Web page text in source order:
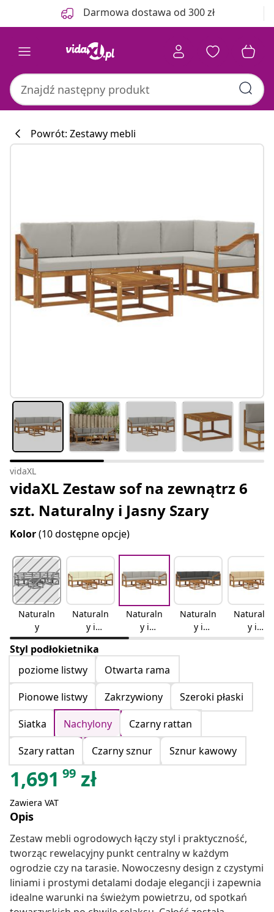
Darmowa dostawa od 300 zł
Powrót: Zestawy mebli
vidaXL
vidaXL Zestaw sof na zewnątrz 6
szt. Naturalny i Jasny Szary
Kolor(10 dostępne opcje)
Naturaln
y
Naturaln
y i
kremowy
Naturaln
y i
jasnoszar
y
Naturaln
y i
antracyto
Naturaln
y i
beżowy
Styl podłokietnika
poziome listwy
Otwarta rama
Pionowe listwy
Zakrzywiony
Szeroki płaski
Siatka
Nachylony
Czarny rattan
Szary rattan
Czarny sznur Sznur kawowy
1,691 99 zł
Zawiera VAT
Opis
Zestaw mebli ogrodowych łączy styl i praktyczność,
tworząc rewelacyjny punkt centralny w każdym
ogrodzie czy na tarasie. Nowoczesny design z czystymi
liniami i prostymi detalami dodaje elegancji i zapewnia
idealne warunki na świeżym powietrzu, od spotkań